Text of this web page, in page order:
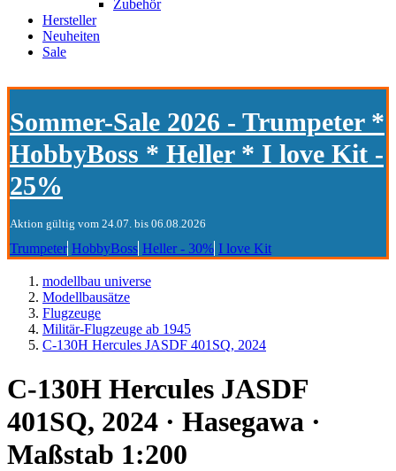
Zubehör
Hersteller
Neuheiten
Sale
Sommer-Sale 2026 - Trumpeter *
HobbyBoss * Heller * I love Kit -
25%
Aktion gültig vom 24.07. bis 06.08.2026
Trumpeter HobbyBoss Heller - 30% I love Kit
modellbau universe
Modellbausätze
Flugzeuge
Militär-Flugzeuge ab 1945
C-130H Hercules JASDF 401SQ, 2024
C-130H Hercules JASDF
401SQ, 2024 · Hasegawa ·
Maßstab 1:200